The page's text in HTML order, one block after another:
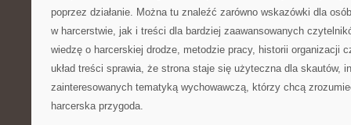
poprzez działanie. Można tu znaleźć zarówno wskazówki dla
w harcerstwie, jak i treści dla bardziej zaawansowanych
wiedzę o harcerskiej drodze, metodzie pracy, historii organizacji
układ treści sprawia, że strona staje się użyteczna dla skautów,
zainteresowanych tematyką wychowawczą, którzy chcą
harcerska przygoda.